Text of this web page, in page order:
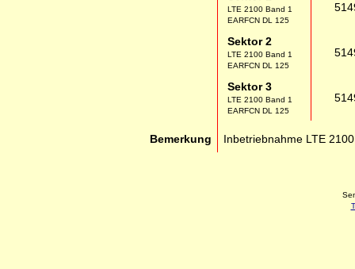
LTE 2100 Band 1
EARFCN DL 125
Sektor 2
LTE 2100 Band 1
EARFCN DL 125
Sektor 3
LTE 2100 Band 1
EARFCN DL 125
Bemerkung Inbetriebnahme LTE